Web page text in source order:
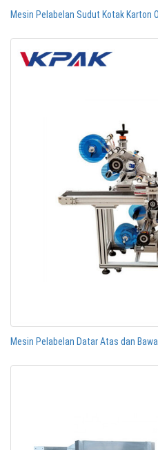
Mesin Pelabelan Sudut Kotak Karton
Mesin Pelabelan Datar Atas dan